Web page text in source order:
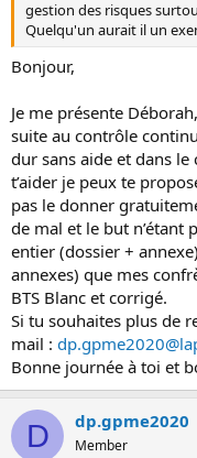
gestion des risques
Quelqu'un aurait il un
Bonjour,
Je me présente
suite au contrôle
dur sans aide et dans le
t’aider je peux te
pas le donner
de mal et le but n’étant
entier (dossier +
annexes) que mes
BTS Blanc et corrigé.
Si tu souhaites plus de
mail :
Bonne journée à toi et
D dp.gpme2020
Member